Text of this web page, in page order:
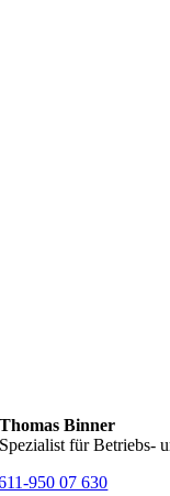
Thomas Binner
Spezialist für Betriebs-
950 07 630